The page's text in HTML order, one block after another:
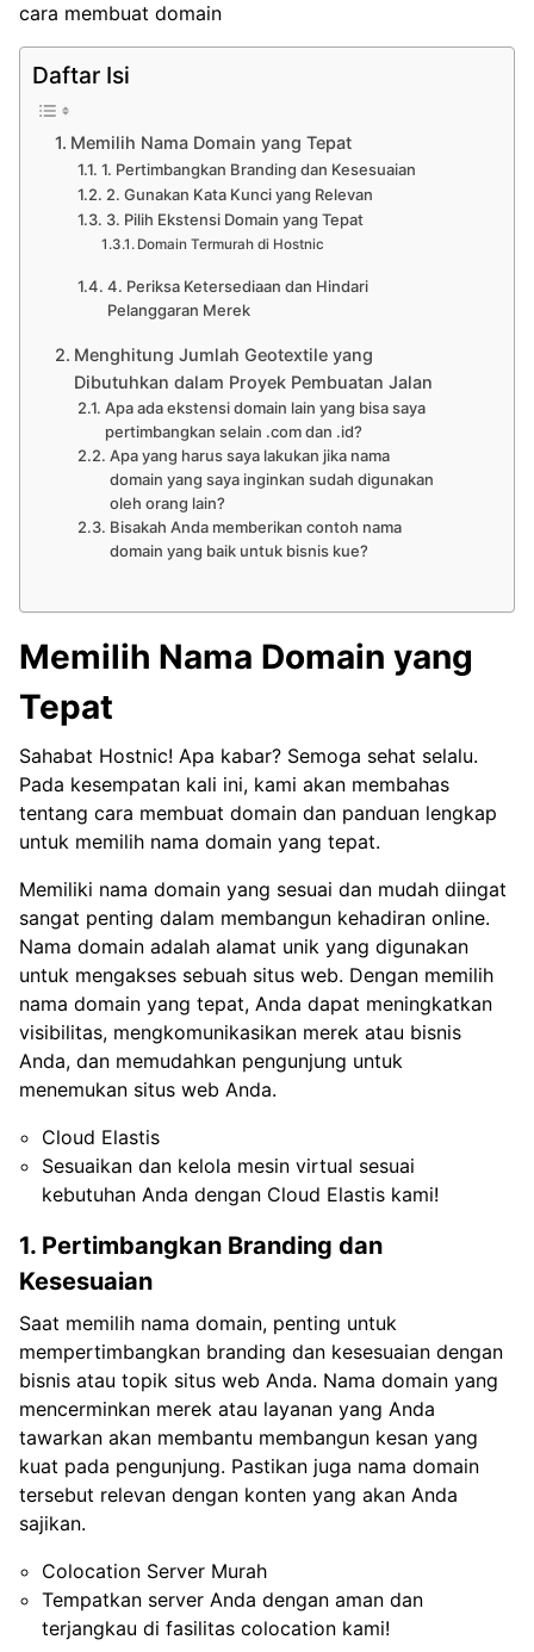
cara membuat domain
Daftar Isi
Memilih Nama Domain yang Tepat
1. Pertimbangkan Branding dan Kesesuaian
2. Gunakan Kata Kunci yang Relevan
3. Pilih Ekstensi Domain yang Tepat
Domain Termurah di Hostnic
4. Periksa Ketersediaan dan Hindari
Pelanggaran Merek
Menghitung Jumlah Geotextile yang
Dibutuhkan dalam Proyek Pembuatan Jalan
Apa ada ekstensi domain lain yang bisa saya
pertimbangkan selain .com dan .id?
Apa yang harus saya lakukan jika nama
domain yang saya inginkan sudah digunakan
oleh orang lain?
Bisakah Anda memberikan contoh nama
domain yang baik untuk bisnis kue?
Memilih Nama Domain yang
Tepat
Sahabat Hostnic! Apa kabar? Semoga sehat selalu.
Pada kesempatan kali ini, kami akan membahas
tentang cara membuat domain dan panduan lengkap
untuk memilih nama domain yang tepat.
Memiliki nama domain yang sesuai dan mudah diingat
sangat penting dalam membangun kehadiran online.
Nama domain adalah alamat unik yang digunakan
untuk mengakses sebuah situs web. Dengan memilih
nama domain yang tepat, Anda dapat meningkatkan
visibilitas, mengkomunikasikan merek atau bisnis
Anda, dan memudahkan pengunjung untuk
menemukan situs web Anda.
Cloud Elastis
Sesuaikan dan kelola mesin virtual sesuai
kebutuhan Anda dengan Cloud Elastis kami!
1. Pertimbangkan Branding dan
Kesesuaian
Saat memilih nama domain, penting untuk
mempertimbangkan branding dan kesesuaian dengan
bisnis atau topik situs web Anda. Nama domain yang
mencerminkan merek atau layanan yang Anda
tawarkan akan membantu membangun kesan yang
kuat pada pengunjung. Pastikan juga nama domain
tersebut relevan dengan konten yang akan Anda
sajikan.
Colocation Server Murah
Tempatkan server Anda dengan aman dan
terjangkau di fasilitas colocation kami!